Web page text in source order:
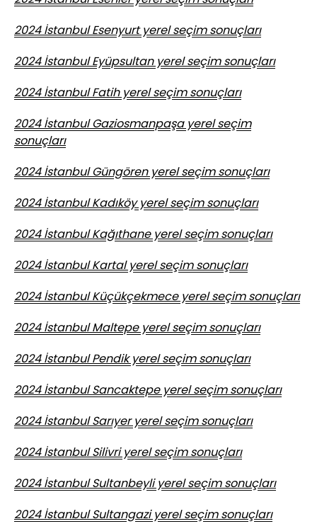
2024 İstanbul Esenyurt yerel seçim sonuçları
2024 İstanbul Eyüpsultan yerel seçim sonuçları
2024 İstanbul Fatih yerel seçim sonuçları
2024 İstanbul Gaziosmanpaşa yerel seçim
sonuçları
2024 İstanbul Güngören yerel seçim sonuçları
2024 İstanbul Kadıköy yerel seçim sonuçları
2024 İstanbul Kağıthane yerel seçim sonuçları
2024 İstanbul Kartal yerel seçim sonuçları
2024 İstanbul Küçükçekmece yerel seçim sonuçları
2024 İstanbul Maltepe yerel seçim sonuçları
2024 İstanbul Pendik yerel seçim sonuçları
2024 İstanbul Sancaktepe yerel seçim sonuçları
2024 İstanbul Sarıyer yerel seçim sonuçları
2024 İstanbul Silivri yerel seçim sonuçları
2024 İstanbul Sultanbeyli yerel seçim sonuçları
2024 İstanbul Sultangazi yerel seçim sonuçları